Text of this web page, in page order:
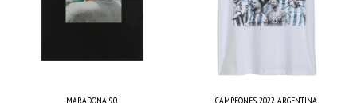
MARADONA 90 CAMPEONES 2022 ARGENTINA